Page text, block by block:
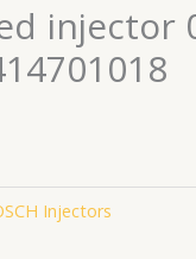
injector
Injectors